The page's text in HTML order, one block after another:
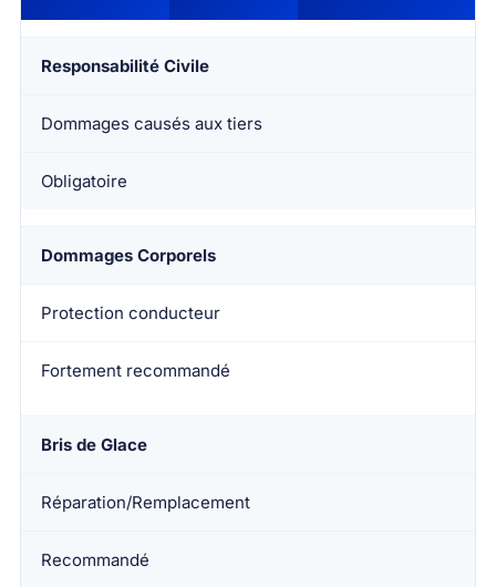
Responsabilité Civile
Dommages causés aux tiers
Obligatoire
Dommages Corporels
Protection conducteur
Fortement recommandé
Bris de Glace
Réparation/Remplacement
Recommandé